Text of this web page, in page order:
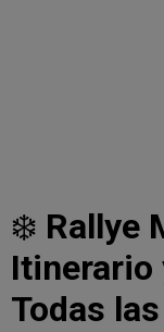
❄️ Rallye
Itinerario
Todas